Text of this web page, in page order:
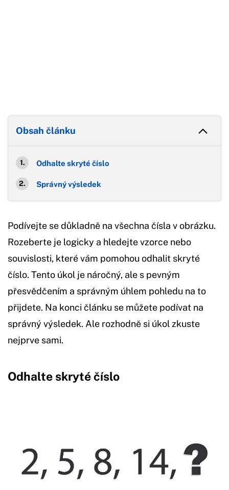
Obsah článku
Odhalte skryté číslo
Správný výsledek
Podívejte se důkladně na všechna čísla v obrázku.
Rozeberte je logicky a hledejte vzorce nebo
souvislosti, které vám pomohou odhalit skryté
číslo. Tento úkol je náročný, ale s pevným
přesvědčením a správným úhlem pohledu na to
přijdete. Na konci článku se můžete podívat na
správný výsledek. Ale rozhodně si úkol zkuste
nejprve sami.
Odhalte skryté číslo